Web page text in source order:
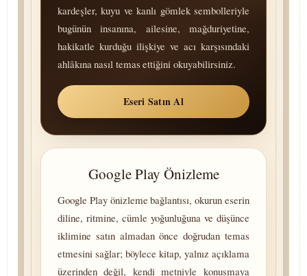
kardeşler, kuyu ve kanlı gömlek sembolleriyle
bugünün insanına, ailesine, mağduriyetine,
hakikatle kurduğu ilişkiye ve acı karşısındaki
ahlâkına nasıl temas ettiğini okuyabilirsiniz.
Eseri Satın Al
Google Play Önizleme
Google Play önizleme bağlantısı, okurun eserin
diline, ritmine, cümle yoğunluğuna ve düşünce
iklimine satın almadan önce doğrudan temas
etmesini sağlar; böylece kitap, yalnız açıklama
üzerinden değil, kendi metniyle konuşmaya